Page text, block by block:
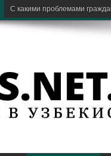
Hayot Ventures открыл приём